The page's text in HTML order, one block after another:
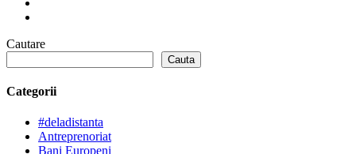
Cautare
Cauta
Categorii
#deladistanta
Antreprenoriat
Bani Europeni